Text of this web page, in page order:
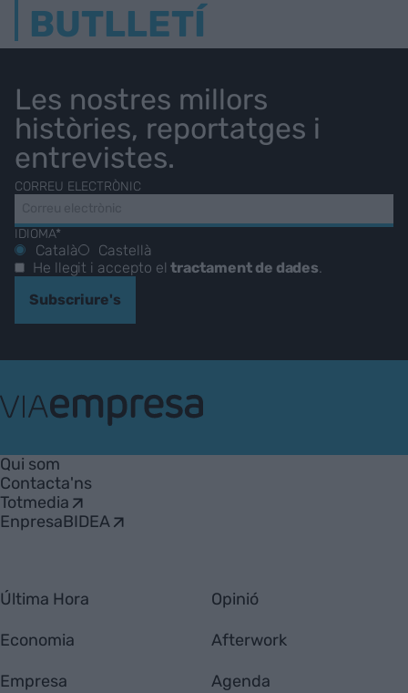
BUTLLETÍ
Les nostres millors
històries, reportatges i
entrevistes.
CORREU ELECTRÒNIC
IDIOMA*
Català
Castellà
He llegit i accepto eltractament de dades.
Subscriure's
Empresa
Qui som
Contacta'ns
Totmedia
EnpresaBIDEA
Última Hora
Economia
Empresa
Opinió
Afterwork
Agenda